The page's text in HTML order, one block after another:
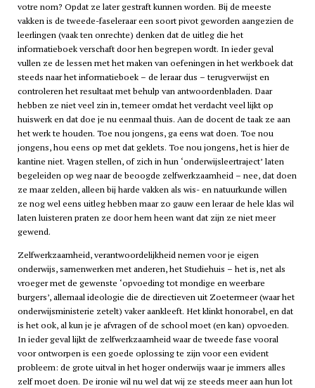
votre nom? Opdat ze later gestraft kunnen worden. Bij de meeste
vakken is de tweede-faseleraar een soort pivot geworden aangezien de
leerlingen (vaak ten onrechte) denken dat de uitleg die het
informatieboek verschaft door hen begrepen wordt. In ieder geval
vullen ze de lessen met het maken van oefeningen in het werkboek dat
steeds naar het informatieboek – de leraar dus – terugverwijst en
controleren het resultaat met behulp van antwoordenbladen. Daar
hebben ze niet veel zin in, temeer omdat het verdacht veel lijkt op
huiswerk en dat doe je nu eenmaal thuis. Aan de docent de taak ze aan
het werk te houden. Toe nou jongens, ga eens wat doen. Toe nou
jongens, hou eens op met dat geklets. Toe nou jongens, het is hier de
kantine niet. Vragen stellen, of zich in hun ‘onderwijsleertraject’ laten
begeleiden op weg naar de beoogde zelfwerkzaamheid – nee, dat doen
ze maar zelden, alleen bij harde vakken als wis- en natuurkunde willen
ze nog wel eens uitleg hebben maar zo gauw een leraar de hele klas wil
laten luisteren praten ze door hem heen want dat zijn ze niet meer
gewend.
Zelfwerkzaamheid, verantwoordelijkheid nemen voor je eigen
onderwijs, samenwerken met anderen, het Studiehuis – het is, net als
vroeger met de gewenste ‘opvoeding tot mondige en weerbare
burgers’, allemaal ideologie die de directieven uit Zoetermeer(waar het
onderwijsministerie zetelt) vaker aankleeft. Het klinkt honorabel, en dat
is het ook, al kun je je afvragen of de school moet (en kan) opvoeden.
In ieder geval lijkt de zelfwerkzaamheid waar de tweede fase vooral
voor ontworpen is een goede oplossing te zijn voor een evident
probleem: de grote uitval in het hoger onderwijs waar je immers alles
zelf moet doen. De ironie wil nu wel dat wij ze steeds meer aan hun lot